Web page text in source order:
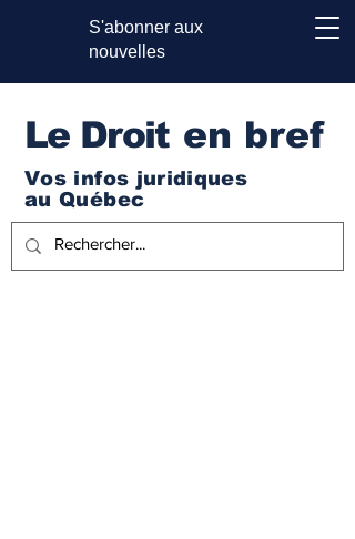
S'abonner aux
nouvelles
Le Droit en bref
Vos infos juridiques
au Québec